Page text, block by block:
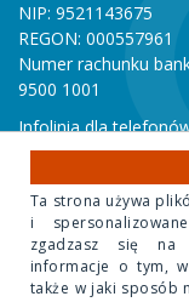
NIP: 9521143675
REGON: 000557961
Numer rachunku
9500 1001
Infolinia dla
801 051 000
Infolinia dla
22 815 10 00
Copyright 2020
Ta strona używa
i
zgadzasz się na
informacje o tym,
także w jaki sposób